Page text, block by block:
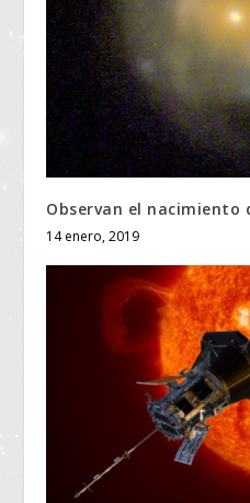
Observan el nacimiento
14 enero, 2019